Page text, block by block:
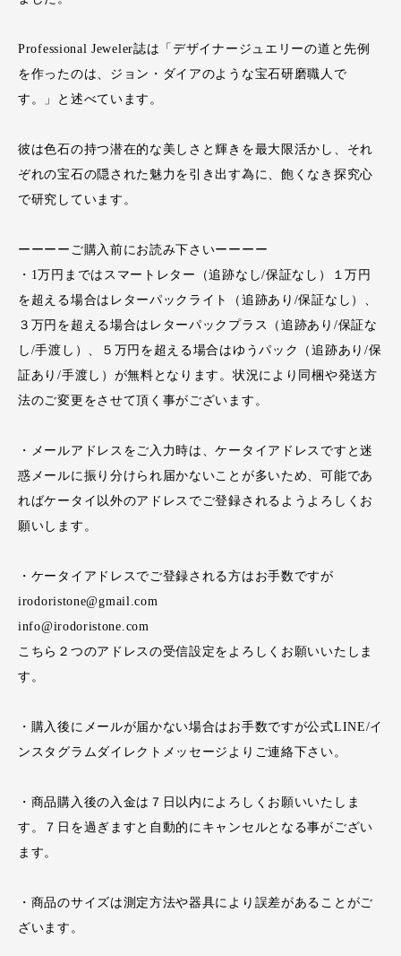
Professional Jeweler誌は「デザイナージュエリーの道と先例
を作ったのは、ジョン・ダイアのような宝石研磨職人で
す。」と述べています。
彼は色石の持つ潜在的な美しさと輝きを最大限活かし、それ
ぞれの宝石の隠された魅力を引き出す為に、飽くなき探究心
で研究しています。
ーーーーご購入前にお読み下さいーーーー
・1万円まではスマートレター（追跡なし/保証なし）１万円
を超える場合はレターパックライト（追跡あり/保証なし）、
３万円を超える場合はレターパックプラス（追跡あり/保証な
し/手渡し）、５万円を超える場合はゆうパック（追跡あり/保
証あり/手渡し）が無料となります。状況により同梱や発送方
法のご変更をさせて頂く事がございます。
・メールアドレスをご入力時は、ケータイアドレスですと迷
惑メールに振り分けられ届かないことが多いため、可能であ
ればケータイ以外のアドレスでご登録されるようよろしくお
願いします。
・ケータイアドレスでご登録される方はお手数ですが
irodoristone@gmail.com
info@irodoristone.com
こちら２つのアドレスの受信設定をよろしくお願いいたしま
す。
・購入後にメールが届かない場合はお手数ですが公式LINE/イ
ンスタグラムダイレクトメッセージよりご連絡下さい。
・商品購入後の入金は７日以内によろしくお願いいたしま
す。７日を過ぎますと自動的にキャンセルとなる事がござい
ます。
・商品のサイズは測定方法や器具により誤差があることがご
ざいます。